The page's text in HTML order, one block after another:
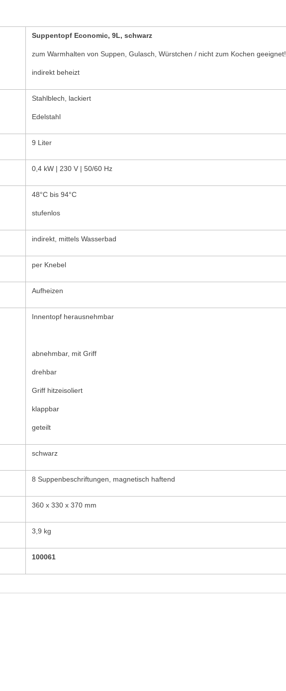
Suppentopf Economic, 9L, schwarz
zum Warmhalten von Suppen, Gulasch, Würstchen / nicht zum Kochen geeignet!
indirekt beheizt
Stahlblech, lackiert
Edelstahl
9 Liter
0,4 kW | 230 V | 50/60 Hz
48°C bis 94°C
stufenlos
indirekt, mittels Wasserbad
per Knebel
Aufheizen
Innentopf herausnehmbar
abnehmbar, mit Griff
drehbar
Griff hitzeisoliert
klappbar
geteilt
schwarz
8 Suppenbeschriftungen, magnetisch haftend
360 x 330 x 370 mm
3,9 kg
100061